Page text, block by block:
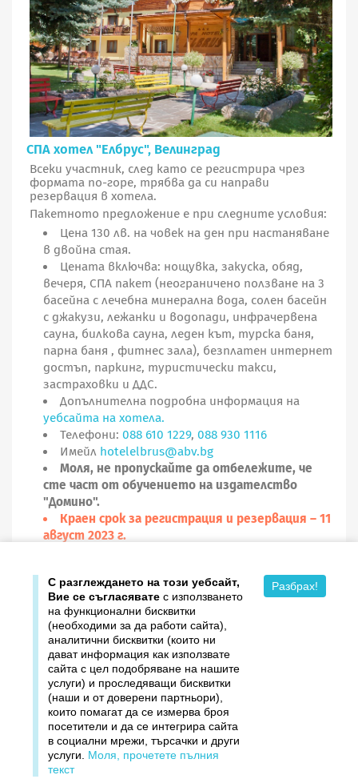
СПА хотел "Елбрус", Велинград
Всеки участник, след като се регистрира чрез
формата по-горе, трябва да си направи
резервация в хотела.
Пакетното предложение е при следните условия:
Цена 130 лв. на човек на ден при настаняване
в двойна стая.
Цената включва: нощувка, закуска, обяд,
вечеря, СПА пакет (неограничено ползване на 3
басейна с лечебна минерална вода, солен басейн
с джакузи, лежанки и водопади, инфрачервена
сауна, билкова сауна, леден кът, турска баня,
парна баня , фитнес зала), безплатен интернет
достъп, паркинг, туристически такси,
застраховки и ДДС.
Допълнителна подробна информация на
уебсайта на хотела.
Телефони: 088 610 1229, 088 930 1116
Имейл hotelelbrus@abv.bg
Моля, не пропускайте да отбележите, че
сте част от обучението на издателство
"Домино".
Краен срок за регистрация и резервация – 11
август 2023 г.
Продукти
Издателство ДОМИНО
Вашият профил
С разглеждането на този уебсайт,
Вие се съгласявате с използването
на функционални бисквитки
(необходими за да работи сайта),
аналитични бисквитки (които ни
дават информация как използвате
сайта с цел подобряване на нашите
услуги) и проследяващи бисквитки
(наши и от доверени партньори),
които помагат да се измерва броя
посетители и да се интегрира сайта
в социални мрежи, търсачки и други
услуги.
Моля, прочетете пълния
текст
Разбрах!